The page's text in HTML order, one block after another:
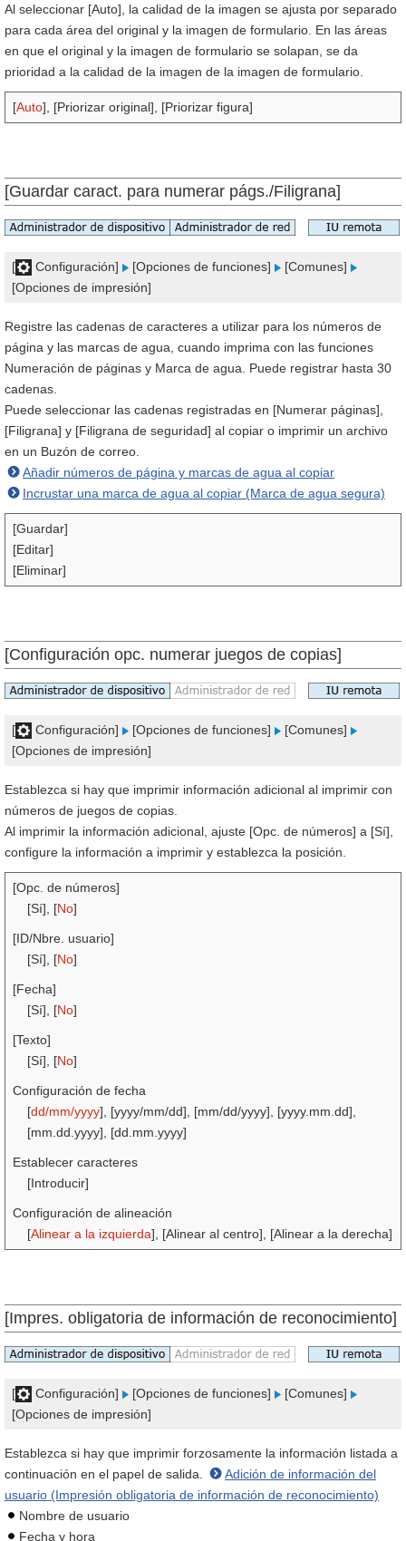
Al seleccionar [Auto], la calidad de la imagen se ajusta por separado
para cada área del original y la imagen de formulario. En las áreas
en que el original y la imagen de formulario se solapan, se da
prioridad a la calidad de la imagen de la imagen de formulario.
[Auto], [Priorizar original], [Priorizar figura]
[Guardar caract. para numerar págs./Filigrana]
[ Configuración] [Opciones de funciones]
[Comunes]
[Opciones de impresión]
Registre las cadenas de caracteres a utilizar para los números de
página y las marcas de agua, cuando imprima con las funciones
Numeración de páginas y Marca de agua. Puede registrar hasta 30
cadenas.
Puede seleccionar las cadenas registradas en [Numerar páginas],
[Filigrana] y [Filigrana de seguridad] al copiar o imprimir un archivo
en un Buzón de correo.
Añadir números de página y marcas de agua al copiar
Incrustar una marca de agua al copiar (Marca de agua segura)
[Guardar]
[Editar]
[Eliminar]
[Configuración opc. numerar juegos de copias]
[ Configuración] [Opciones de funciones]
[Comunes]
[Opciones de impresión]
Establezca si hay que imprimir información adicional al imprimir con
números de juegos de copias.
Al imprimir la información adicional, ajuste [Opc. de números] a [Sí],
configure la información a imprimir y establezca la posición.
[Opc. de números]
[Sí], [No]
[ID/Nbre. usuario]
[Sí], [No]
[Fecha]
[Sí], [No]
[Texto]
[Sí], [No]
Configuración de fecha
[dd/mm/yyyy], [yyyy/mm/dd], [mm/dd/yyyy], [yyyy.mm.dd],
[mm.dd.yyyy], [dd.mm.yyyy]
Establecer caracteres
[Introducir]
Configuración de alineación
[Alinear a la izquierda], [Alinear al centro], [Alinear a la derecha]
[Impres. obligatoria de información de reconocimiento]
[ Configuración] [Opciones de funciones]
[Comunes]
[Opciones de impresión]
Establezca si hay que imprimir forzosamente la información listada a
continuación en el papel de salida.
Adición de información del
usuario (Impresión obligatoria de información de reconocimiento)
Nombre de usuario
Fecha y hora